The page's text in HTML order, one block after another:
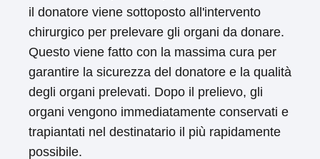
il donatore viene sottoposto all'intervento
chirurgico per prelevare gli organi da donare.
Questo viene fatto con la massima cura per
garantire la sicurezza del donatore e la qualità
degli organi prelevati. Dopo il prelievo, gli
organi vengono immediatamente conservati e
trapiantati nel destinatario il più rapidamente
possibile.